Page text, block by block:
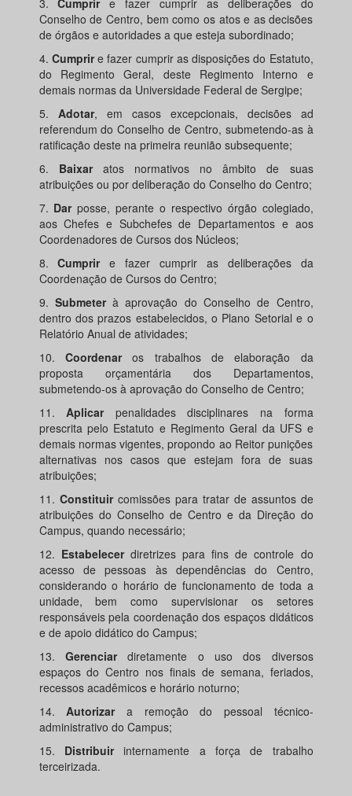
3.Cumprire fazer cumprir as deliberações do
Conselho de Centro, bem como os atos e as decisões
de órgãos e autoridades a que esteja subordinado;
4. Cumprire fazer cumprir as disposições do Estatuto,
do Regimento Geral, deste Regimento Interno e
demais normas da Universidade Federal de Sergipe;
5. Adotar, em casos excepcionais, decisões ad
referendum do Conselho de Centro, submetendo-as à
ratificação deste na primeira reunião subsequente;
6. Baixaratos normativos no âmbito de suas
atribuições ou por deliberação do Conselho do Centro;
7. Darposse, perante o respectivo órgão colegiado,
aos Chefes e Subchefes de Departamentos e aos
Coordenadores de Cursos dos Núcleos;
8.Cumprire fazer cumprir as deliberações da
Coordenação de Cursos do Centro;
9. Submeterà aprovação do Conselho de Centro,
dentro dos prazos estabelecidos, o Plano Setorial e o
Relatório Anual de atividades;
10. Coordenaros trabalhos de elaboração da
proposta orçamentária dos Departamentos,
submetendo-os à aprovação do Conselho de Centro;
11.Aplicarpenalidades disciplinares na forma
prescrita pelo Estatuto e Regimento Geral da UFS e
demais normas vigentes, propondo ao Reitor punições
alternativas nos casos que estejam fora de suas
atribuições;
11. Constituircomissões para tratar de assuntos de
atribuições do Conselho de Centro e da Direção do
Campus, quando necessário;
12. Estabelecerdiretrizes para fins de controle do
acesso de pessoas às dependências do Centro,
considerando o horário de funcionamento de toda a
unidade, bem como supervisionar os setores
responsáveis pela coordenação dos espaços didáticos
e de apoio didático do Campus;
13. Gerenciardiretamente o uso dos diversos
espaços do Centro nos finais de semana, feriados,
recessos acadêmicos e horário noturno;
14.Autorizara remoção do pessoal técnico-
administrativo do Campus;
15. Distribuirinternamente a força de trabalho
terceirizada.